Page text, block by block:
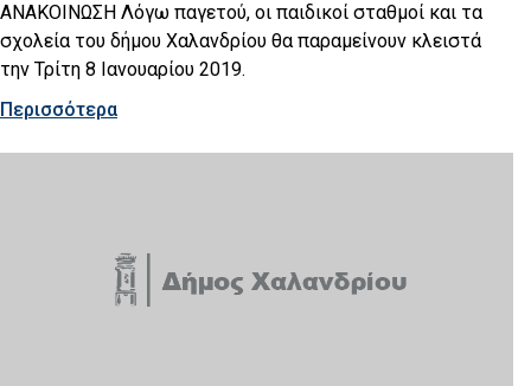
ΑΝΑΚΟΙΝΩΣΗ Λόγω παγετού, οι παιδικοί σταθμοί και τα
σχολεία του δήμου Χαλανδρίου θα παραμείνουν κλειστά
την Τρίτη 8 Ιανουαρίου 2019.
Περισσότερα